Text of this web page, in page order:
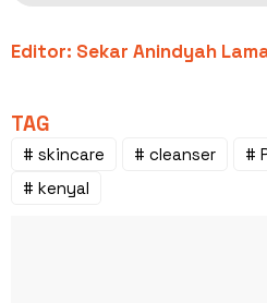
Editor: Sekar Anindyah
TAG
# skincare # cleanser #
# kenyal